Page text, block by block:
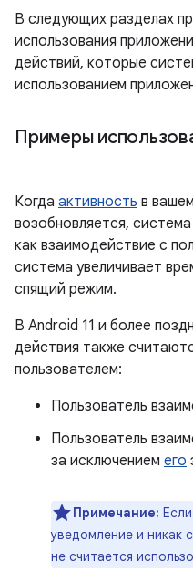
В следующих разделах
использования
действий, которые
использованием
Примеры
Когда активность в
возобновляется,
как взаимодействие с
система увеличивает
спящий режим.
В Android 11 и более
действия также
пользователем:
Пользователь
Пользователь
за исключением его
Примечание:
уведомление и никак
не считается